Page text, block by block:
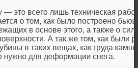
это всего лишь техническая
о том, как было построено
в основе этого, а также о
А так же том, как были
в таких вещах, как груда
нужно для деформации снега.